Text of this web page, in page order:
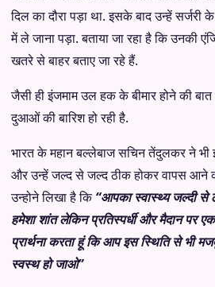
दिल का दौरा पड़ा था. इसके बाद उन्हें
में ले जाना पड़ा. बताया जा रहा है कि उनकी
खतरे से बाहर बताए जा रहे हैं.
जैसी ही इंजमाम उल हक के बीमार होने की
दुआओं की बारिश हो रही है.
भारत के महान बल्लेबाज सचिन तेंदुलकर ने भी
और उन्हें जल्द से जल्द ठीक होकर वापस आने
उन्होने लिखा है कि“आपका स्वास्थ्य जल्दी से
हमेशा शांत लेकिन प्रतिस्पर्धी और मैदान पर
प्रार्थना करता हूं कि आप इस स्थिति से भी
स्वस्थ हो जाओ”